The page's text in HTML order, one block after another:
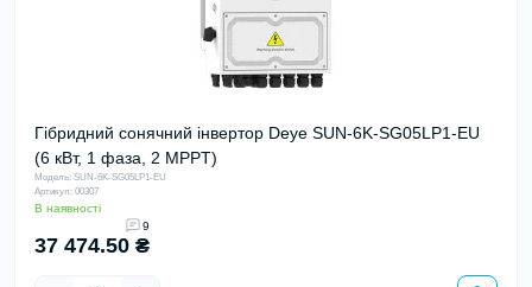
Гібридний сонячний інвертор Deye SUN-6K-SG05LP1-EU
(6 кВт, 1 фаза, 2 MPPT)
Модель: SUN-6K-SG05LP1-EU
Артикул: 00307
В наявності
9
37 474.50 ₴